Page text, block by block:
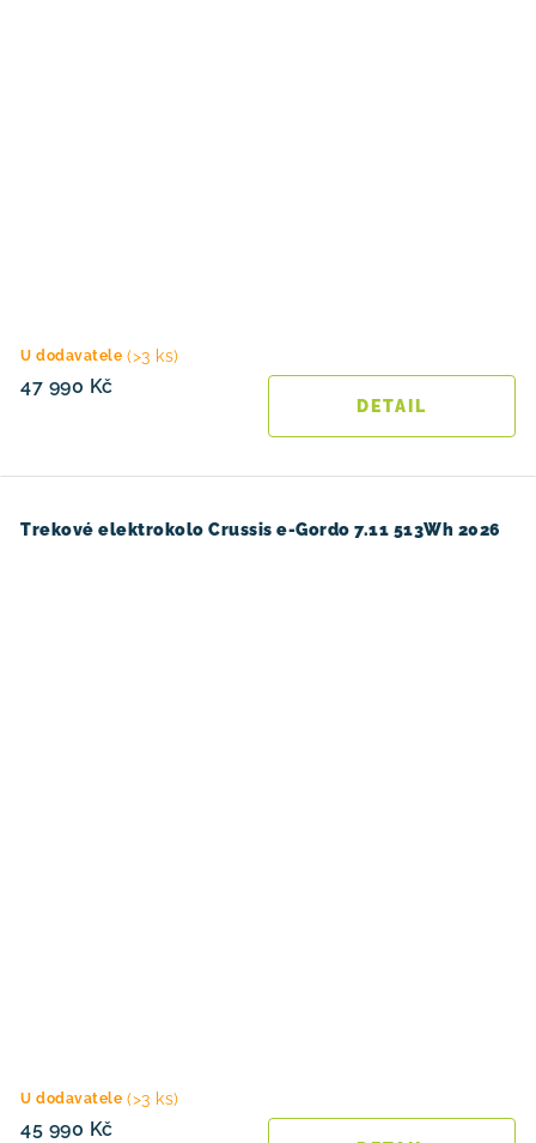
U dodavatele (>3 ks)
47 990 Kč
Trekové elektrokolo Crussis e-Gordo 7.11 513Wh 2026
U dodavatele (>3 ks)
45 990 Kč